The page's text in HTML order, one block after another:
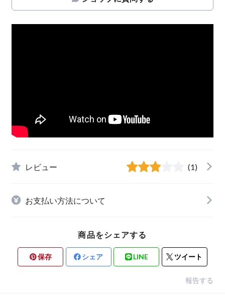
レビュー (1)
お支払い方法について
商品をシェアする
保存 シェア LINE ツイート
報告する